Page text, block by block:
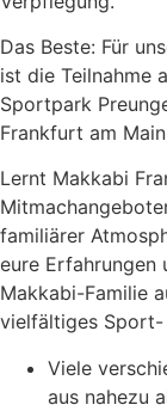
Das Beste: Für
ist die Teilnahme
Sportpark
Frankfurt am
Lernt Makkabi
familiärer
eure Erfahrungen
Makkabi-Familie
vielfältiges
Viele
aus nahezu